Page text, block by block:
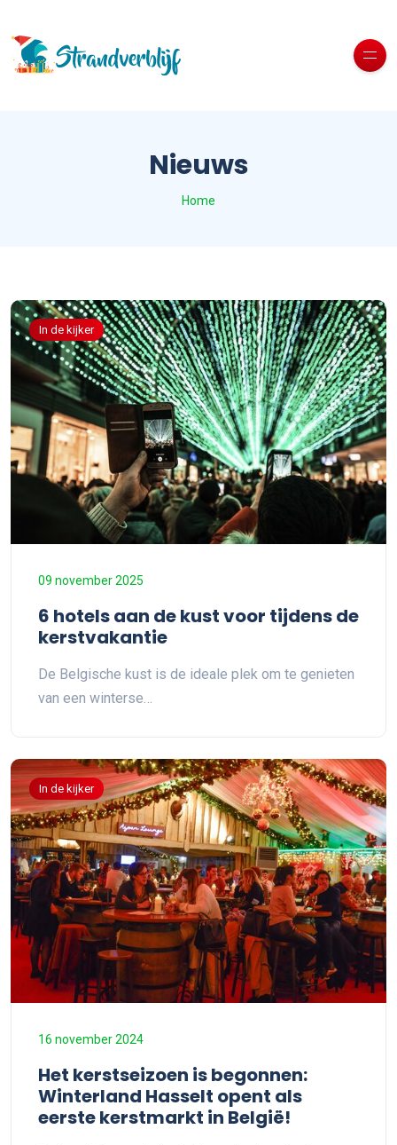
Nieuws
Home
In de kijker
09 november 2025
6 hotels aan de kust voor tijdens de
kerstvakantie
De Belgische kust is de ideale plek om te genieten
van een winterse…
In de kijker
16 november 2024
Het kerstseizoen is begonnen:
Winterland Hasselt opent als
eerste kerstmarkt in België!